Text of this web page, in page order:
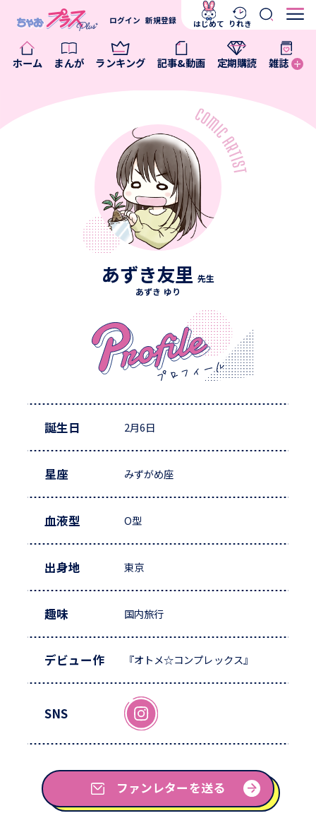
ホーム まんが ランキング 記事&動画 定期購読 雑誌
ログイン 新規登録 はじめて りれき
あずき友里 先生
あずき ゆり
誕生日 2月6日
星座 みずがめ座
血液型 O型
出身地 東京
趣味 国内旅行
デビュー作 『オトメ☆コンプレックス』
SNS
ファンレターを送る